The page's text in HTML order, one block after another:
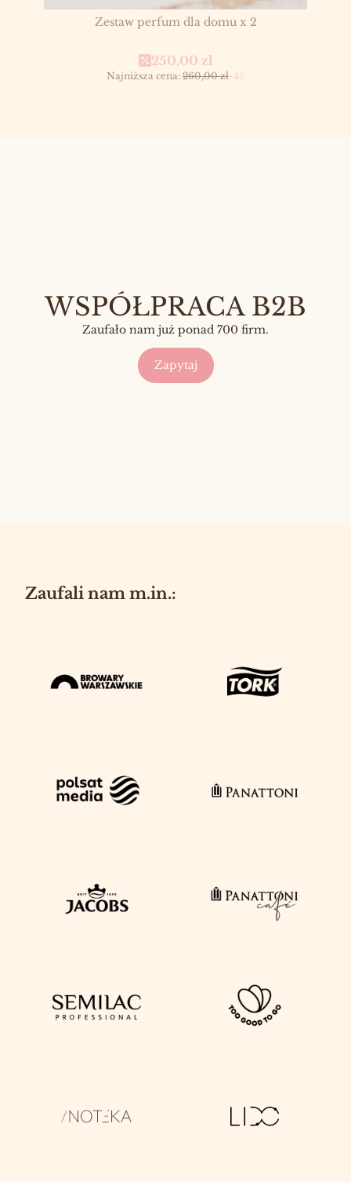
Zestaw perfum dla domu x 2
Cena promocyjna
250,00 zł
Najniższa cena: 260,00 zł-4%
WSPÓŁPRACA B2B
Zaufało nam już ponad 700 firm.
Zapytaj
Zaufali nam m.in.: